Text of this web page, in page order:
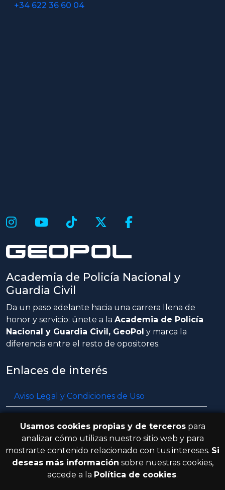
+34 622 36 60 04
Academia de Policía Nacional y
Guardia Civil
Da un paso adelante hacia una carrera llena de
honor y servicio: únete a la Academia de Policía
Nacional y Guardia Civil, GeoPol y marca la
diferencia entre el resto de opositores.
Enlaces de interés
Aviso Legal y Condiciones de Uso
Política de cookies
Resolución de litigios en línea
Usamos cookies propias y de tercerospara
analizar cómo utilizas nuestro sitio web y para
mostrarte contenido relacionado con tus intereses. Si
deseas más información sobre nuestras cookies,
accede a la Política de cookies.